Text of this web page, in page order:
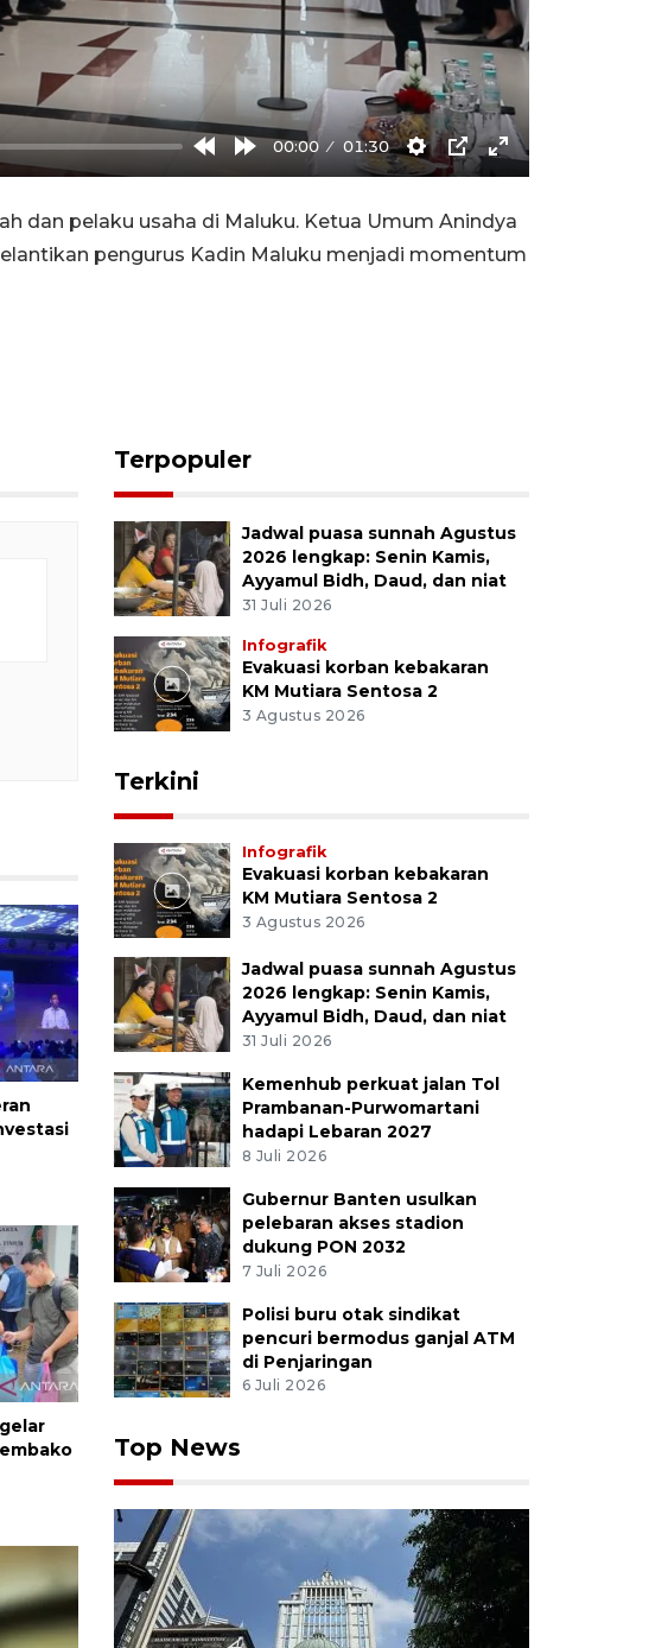
RewindForward
00:00 01:30
Settings
PIP Enter
dan pelaku usaha di Maluku. Ketua Umum Anindya
pengurus Kadin Maluku menjadi momentum
Terpopuler
Jadwal puasa sunnah Agustus
2026 lengkap: Senin Kamis,
Ayyamul Bidh, Daud, dan niat
31 Juli 2026
Infografik
Evakuasi korban kebakaran
KM Mutiara Sentosa 2
3 Agustus 2026
Terkini
Infografik
Evakuasi korban kebakaran
KM Mutiara Sentosa 2
3 Agustus 2026
Jadwal puasa sunnah Agustus
2026 lengkap: Senin Kamis,
Ayyamul Bidh, Daud, dan niat
31 Juli 2026
Kemenhub perkuat jalan Tol
Prambanan-Purwomartani
hadapi Lebaran 2027
8 Juli 2026
Gubernur Banten usulkan
pelebaran akses stadion
dukung PON 2032
7 Juli 2026
Polisi buru otak sindikat
pencuri bermodus ganjal ATM
di Penjaringan
6 Juli 2026
Top News